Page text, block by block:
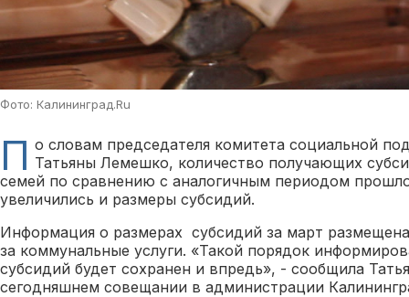
Фото: Калининград.Ru
П о словам председателя комитета социальной
Татьяны Лемешко, количество получающих
семей по сравнению с аналогичным периодом
увеличились и размеры субсидий.
Информация о размерах субсидий за март
за коммунальные услуги. «Такой порядок
субсидий будет сохранен и впредь», - сообщила
сегодняшнем совещании в администрации